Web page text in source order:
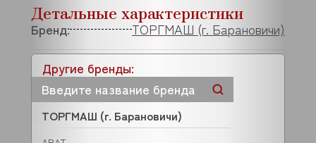
Другие бренды:
ТОРГМАШ (г. Барановичи)
Детальные характеристики
Бренд: ТОРГМАШ (г. Барановичи)